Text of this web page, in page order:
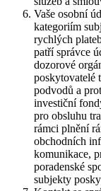
Vaše osobní
kategoriím
rychlých
patří správce
dozorové
poskytovatelé
podvodů a
investiční
pro obsluhu
rámci plnění
obchodních
komunikace,
poradenské
subjekty